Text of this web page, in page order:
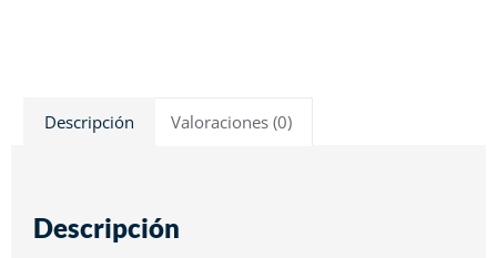
Descripción Valoraciones (0)
Descripción